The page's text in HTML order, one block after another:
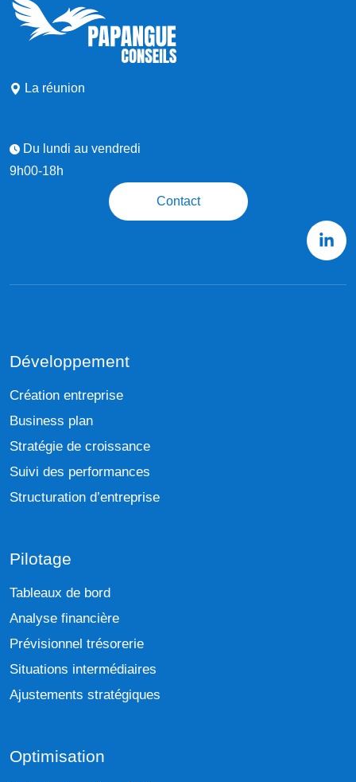
La réunion
Du lundi au vendredi
9h00-18h
Contact
Développement
Création entreprise
Business plan
Stratégie de croissance
Suivi des performances
Structuration d’entreprise
Pilotage
Tableaux de bord
Analyse financière
Prévisionnel trésorerie
Situations intermédiaires
Ajustements stratégiques
Optimisation